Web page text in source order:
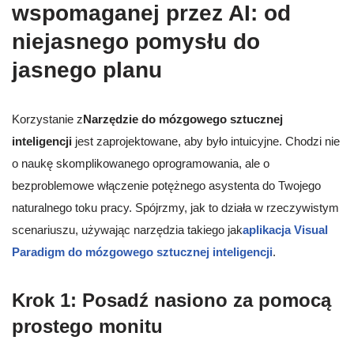
wspomaganej przez AI: od
niejasnego pomysłu do
jasnego planu
Korzystanie zNarzędzie do mózgowego sztucznej
inteligencji jest zaprojektowane, aby było intuicyjne. Chodzi nie
o naukę skomplikowanego oprogramowania, ale o
bezproblemowe włączenie potężnego asystenta do Twojego
naturalnego toku pracy. Spójrzmy, jak to działa w rzeczywistym
scenariuszu, używając narzędzia takiego jakaplikacja Visual
Paradigm do mózgowego sztucznej inteligencji.
Krok 1: Posadź nasiono za pomocą
prostego monitu